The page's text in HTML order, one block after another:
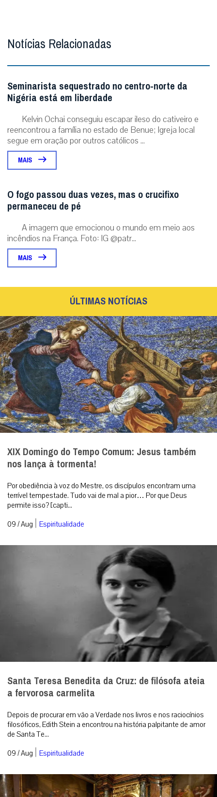
Notícias Relacionadas
Seminarista sequestrado no centro-norte da
Nigéria está em liberdade
Kelvin Ochai conseguiu escapar ileso do cativeiro e
reencontrou a família no estado de Benue; Igreja local
segue em oração por outros católicos ...
MAIS
O fogo passou duas vezes, mas o crucifixo
permaneceu de pé
A imagem que emocionou o mundo em meio aos
incêndios na França. Foto: IG @patr...
MAIS
ÚLTIMAS NOTÍCIAS
XIX Domingo do Tempo Comum: Jesus também
nos lança à tormenta!
Por obediência à voz do Mestre, os discípulos encontram uma
terrível tempestade. Tudo vai de mal a pior… Por que Deus
permite isso? [capti...
09 / Aug | Espiritualidade
Santa Teresa Benedita da Cruz: de filósofa ateia
a fervorosa carmelita
Depois de procurar em vão a Verdade nos livros e nos raciocínios
filosóficos, Edith Stein a encontrou na história palpitante de amor
de Santa Te...
09 / Aug | Espiritualidade